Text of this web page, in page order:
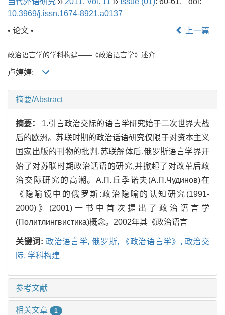
10.3969/j.issn.1674-8921.a0137
• 论文 •
上一篇
政治语言学的学科构建——《政治语言学》述介
卢婷婷;
摘要/Abstract
摘要： 1.引言政治交际的语言学研究始于二次世界大战
后的欧洲。苏联时期的政治话语研究仅限于对资本主义
国家出版的刊物的批判,苏联解体后,俄罗斯语言学界开
始了对苏联时期政治话语的研究,并掀起了对改革后政
治交际研究的高潮。А.П.丘季诺夫(А.П.Чудинов)在
《隐喻镜中的俄罗斯:政治隐喻的认知研究(1991-
2000)》(2001)一书中首次提出了政治语言学
(Политлингвистика)概念。2002年其《政治语言
关键词: 政治语言学,俄罗斯, 《政治语言学》, 政治交
际, 学科构建
参考文献
相关文章 1